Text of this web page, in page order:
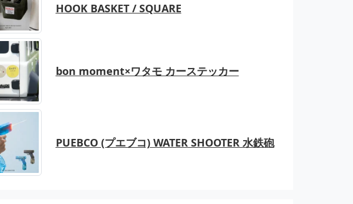
HOOK BASKET / SQUARE
bon moment×ワタモ カーステッカー
PUEBCO (プエブコ) WATER SHOOTER 水鉄砲